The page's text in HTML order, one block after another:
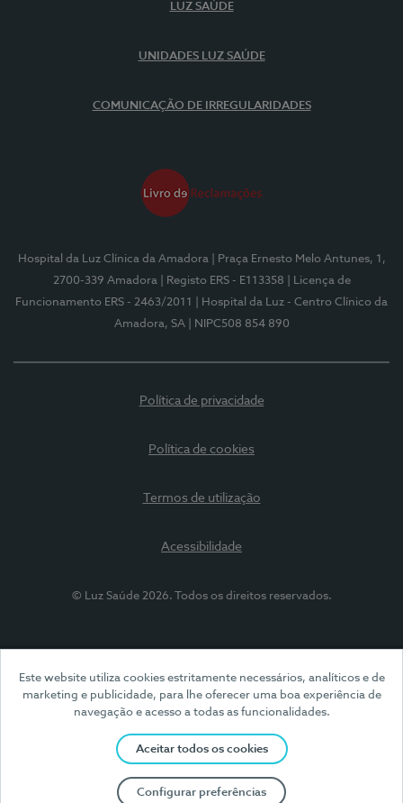
Este website utiliza cookies estritamente necessários, analíticos e de
marketing e publicidade, para lhe oferecer uma boa experiência de
navegação e acesso a todas as funcionalidades.
Aceitar todos os cookies
Configurar preferências
LUZ SAÚDE
UNIDADES LUZ SAÚDE
COMUNICAÇÃO DE IRREGULARIDADES
Hospital da Luz Clínica da Amadora
| Praça Ernesto Melo Antunes, 1,
2700-339 Amadora
| Registo ERS - E113358
| Licença de
Funcionamento ERS - 2463/2011
| Hospital da Luz - Centro Clínico da
Amadora, SA
| NIPC508 854 890
Política de privacidade
Política de cookies
Termos de utilização
Acessibilidade
© Luz Saúde 2026. Todos os direitos reservados.